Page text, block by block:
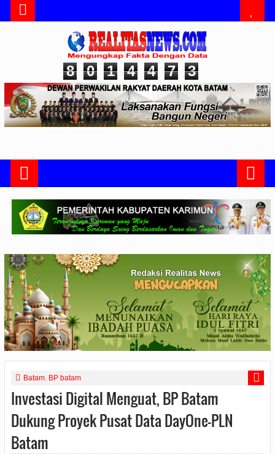
8 0 1 4 4 7 3
Batam. BP batam
Investasi Digital Menguat, BP Batam
Dukung Proyek Pusat Data DayOne-PLN
Batam